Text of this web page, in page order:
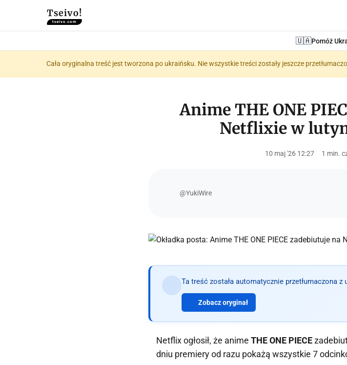
Tseivo!
tseivo.com
🇺🇦Pomóż
Cała oryginalna treść jest tworzona po ukraińsku. Nie wszystkie treści zostały jeszcze
Anime THE ONE
Netflixie w
10 maj '26 12:27 1 min.
@YukiWire
Ta treść została automatycznie przetłumaczona z
Zobacz oryginał
Netflix ogłosił, że anime THE ONE PIECE
dniu premiery od razu pokażą wszystkie 7